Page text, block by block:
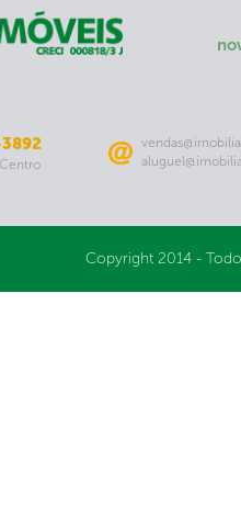
Copyright 2014 -